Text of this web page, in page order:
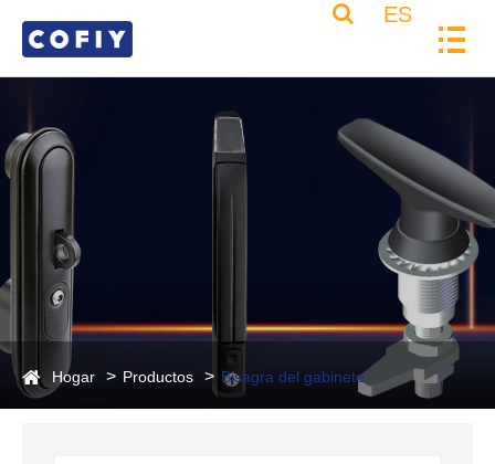
ES
Hogar Productos Bisagra del gabinete